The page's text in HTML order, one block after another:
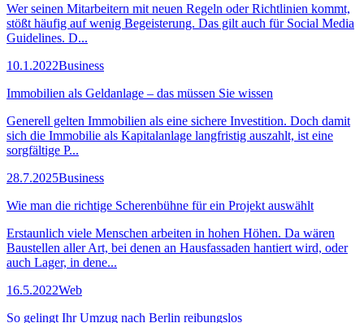
Wer seinen Mitarbeitern mit neuen Regeln oder Richtlinien kommt,
stößt häufig auf wenig Begeisterung. Das gilt auch für Social Media
Guidelines. D...
10.1.2022Business
Immobilien als Geldanlage – das müssen Sie wissen
Generell gelten Immobilien als eine sichere Investition. Doch damit
sich die Immobilie als Kapitalanlage langfristig auszahlt, ist eine
sorgfältige P...
28.7.2025Business
Wie man die richtige Scherenbühne für ein Projekt auswählt
Erstaunlich viele Menschen arbeiten in hohen Höhen. Da wären
Baustellen aller Art, bei denen an Hausfassaden hantiert wird, oder
auch Lager, in dene...
16.5.2022Web
So gelingt Ihr Umzug nach Berlin reibungslos